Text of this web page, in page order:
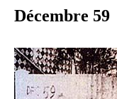
Décembre 59